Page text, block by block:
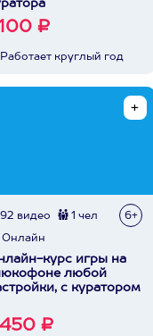
₽
Работает круглый год
92 видео 1 чел 6+
Онлайн
курс игры на
любой
с куратором
₽